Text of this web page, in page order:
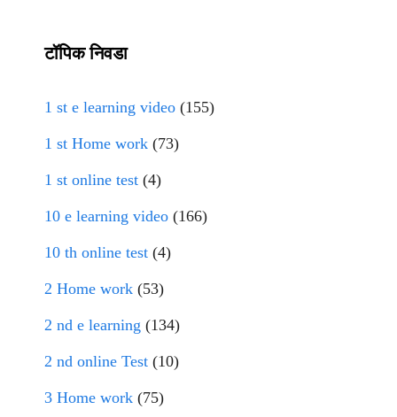
टॉपिक निवडा
1 st e learning video (155)
1 st Home work (73)
1 st online test (4)
10 e learning video (166)
10 th online test (4)
2 Home work (53)
2 nd e learning (134)
2 nd online Test (10)
3 Home work (75)